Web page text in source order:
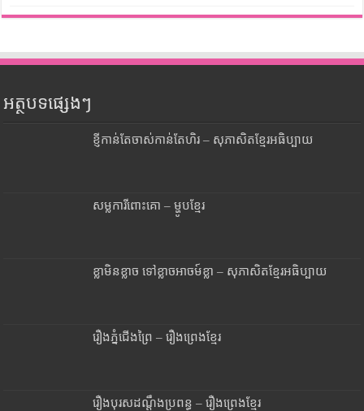
អត្ថបទផ្សេងៗ
ខ្ញីកាន់តែចាស់កាន់តែហិរ – សុភាសិតខ្មែរអធិប្បាយ
សម្លការីពោះគោ – ម្ហូបខ្មែរ
ខ្លាមិនខ្លាច ទៅខ្លាចអាចម៍ខ្លា – សុភាសិតខ្មែរអធិប្បាយ
រឿងភ្នំជើងព្រៃ – រឿងព្រេងខ្មែរ
រឿងបុរសដណ្តឹងប្រពន្ធ – រឿងព្រេងខ្មែរ